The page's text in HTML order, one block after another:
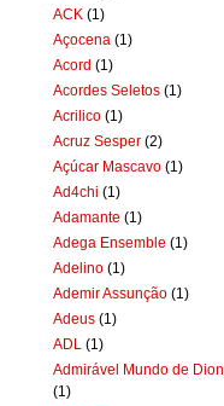
ACK (1)
Açocena (1)
Acord (1)
Acordes Seletos (1)
Acrilico (1)
Acruz Sesper (2)
Açúcar Mascavo (1)
Ad4chi (1)
Adamante (1)
Adega Ensemble (1)
Adelino (1)
Ademir Assunção (1)
Adeus (1)
ADL (1)
Admirável Mundo de
(1)